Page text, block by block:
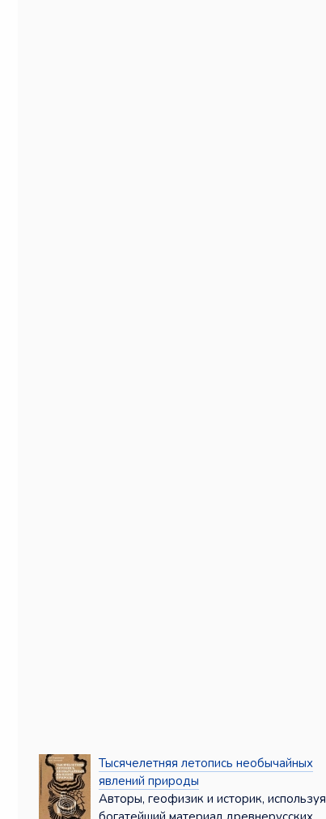
Тысячелетняя летопись необычайных
явлений природы
Авторы, геофизик и историк, используя